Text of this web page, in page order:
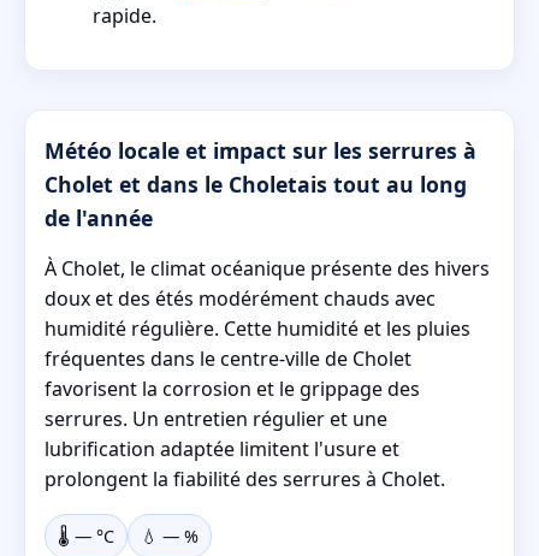
rapide.
Météo locale et impact sur les serrures à
Cholet et dans le Choletais tout au long
de l'année
À Cholet, le climat océanique présente des hivers
doux et des étés modérément chauds avec
humidité régulière. Cette humidité et les pluies
fréquentes dans le centre-ville de Cholet
favorisent la corrosion et le grippage des
serrures. Un entretien régulier et une
lubrification adaptée limitent l'usure et
prolongent la fiabilité des serrures à Cholet.
🌡️ — °C 💧 — %